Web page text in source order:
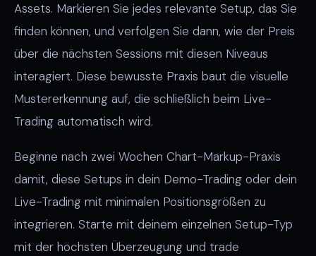
Assets. Markieren Sie jedes relevante Setup, das Sie
finden können, und verfolgen Sie dann, wie der Preis
über die nächsten Sessions mit diesen Niveaus
interagiert. Diese bewusste Praxis baut die visuelle
Mustererkennung auf, die schließlich beim Live-
Trading automatisch wird.
Beginne nach zwei Wochen Chart-Markup-Praxis
damit, diese Setups in dein Demo-Trading oder dein
Live-Trading mit minimalen Positionsgrößen zu
integrieren. Starte mit deinem einzelnen Setup-Typ
mit der höchsten Überzeugung und trade